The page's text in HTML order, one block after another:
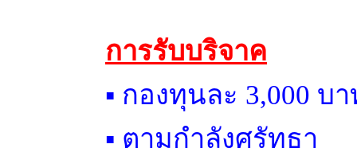
การรับบริจาค
▪ กองทุนละ 3,000 บ
▪ ตามกำลังศรัทธา